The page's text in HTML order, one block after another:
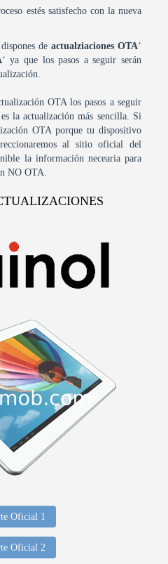
estés satisfecho con la nueva
de actualziaciones OTA‘
‘ ya que los pasos a seguir serán
OTA los pasos a seguir
la actualización más sencilla. Si
OTA porque tu dispositivo
al sitio oficial del
la información necearia para
NO OTA.
Oficial 1
Oficial 2